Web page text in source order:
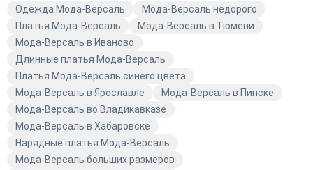
Одежда Мода-Версаль
Мода-Версаль недорого
Платья Мода-Версаль
Мода-Версаль в Тюмени
Мода-Версаль в Иваново
Длинные платья Мода-Версаль
Платья Мода-Версаль синего цвета
Мода-Версаль в Ярославле
Мода-Версаль в Пинске
Мода-Версаль во Владикавказе
Мода-Версаль в Хабаровске
Нарядные платья Мода-Версаль
Мода-Версаль больших размеров